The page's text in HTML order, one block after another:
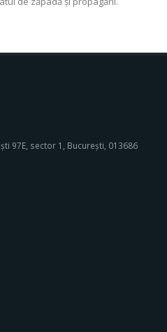
97E, sector 1, București, 013686